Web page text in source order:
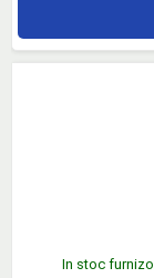
In stoc